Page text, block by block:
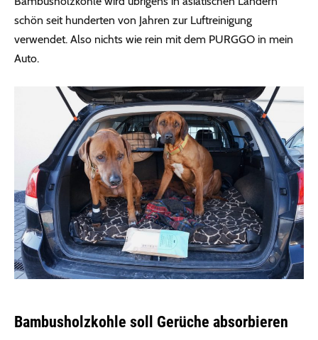
schön seit hunderten von Jahren zur Luftreinigung
verwendet. Also nichts wie rein mit dem PURGGO in mein
Auto.
Bambusholzkohle soll Gerüche absorbieren